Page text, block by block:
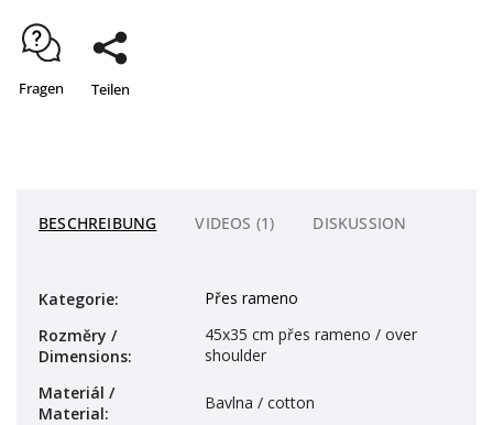
Fragen Teilen
BESCHREIBUNG VIDEOS (1) DISKUSSION
Kategorie:
Přes rameno
Rozměry /
Dimensions:
45x35 cm přes rameno / over
shoulder
Materiál /
Material:
Bavlna / cotton